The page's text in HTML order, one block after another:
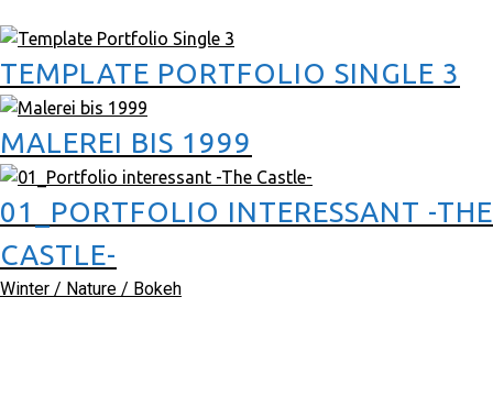
TEMPLATE PORTFOLIO SINGLE 3
MALEREI BIS 1999
01_PORTFOLIO INTERESSANT -THE
CASTLE-
Winter / Nature / Bokeh